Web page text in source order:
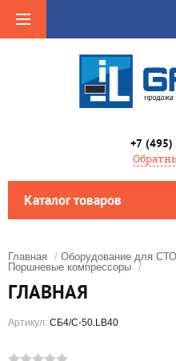
+7
Каталог товаров
Главная / Оборудование для СТО
Поршневые компрессоры /
ГЛАВНАЯ
Артикул: СБ4/С-50.LB40